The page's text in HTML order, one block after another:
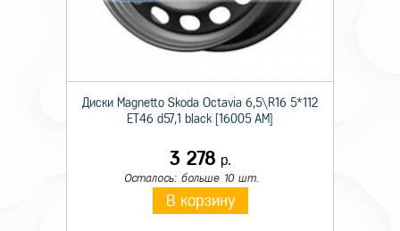
Диски Magnetto Skoda Octavia 6,5\R16 5*112
ET46 d57,1 black [16005 AM]
3 278 р.
Осталось: больше 10 шт.
В корзину